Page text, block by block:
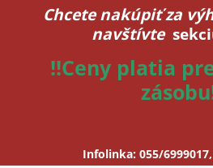
Chcete nakúpiť za
navštívte
!!Ceny platia
Infolinka: 055/6999017,